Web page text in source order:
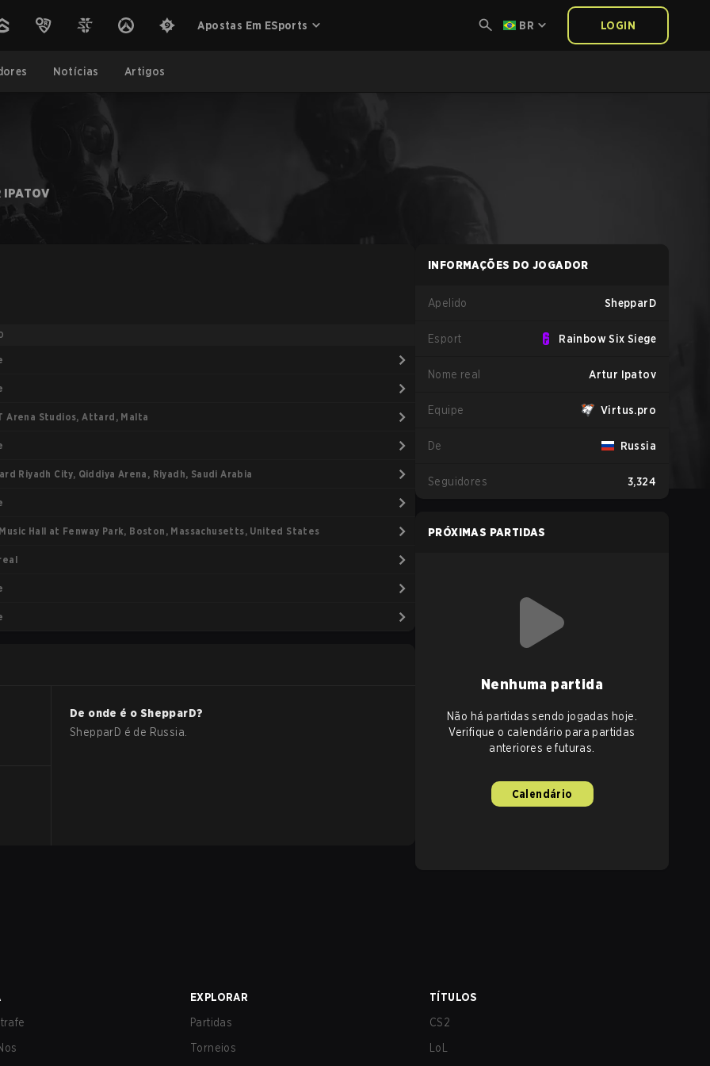
Apostas Em ESports BR LOGIN
Notícias Artigos
IPATOV
Arena Studios, Attard, Malta
Riyadh City, Qiddiya Arena, Riyadh, Saudi Arabia
Music Hall at Fenway Park, Boston, Massachusetts, United States
De onde é o ShepparD?
ShepparD é de Russia
INFORMAÇÕES DO JOGADOR
Apelido ShepparD
Esport Rainbow Six Siege
Nome real Artur Ipatov
Equipe Virtus.pro
De Russia
Seguidores 3,324
PRÓXIMAS PARTIDAS
Nenhuma partida
Não há partidas sendo jogadas hoje.
Verifique o calendário para partidas
anteriores e futuras.
Calendário
EXPLORAR
Partidas
Torneios
TÍTULOS
CS2
LoL